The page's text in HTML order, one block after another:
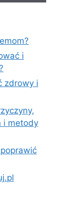
i
zdrowy i
i metody